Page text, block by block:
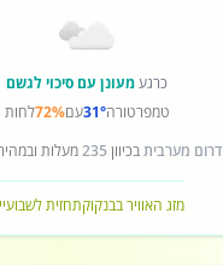
כרגעמעונן עם סיכוי לגשם
טמפרטורה31°עם72%לחות
דרום מערביתבכיוון 235מעלות
מזג האוויר בבנקוקתחזית